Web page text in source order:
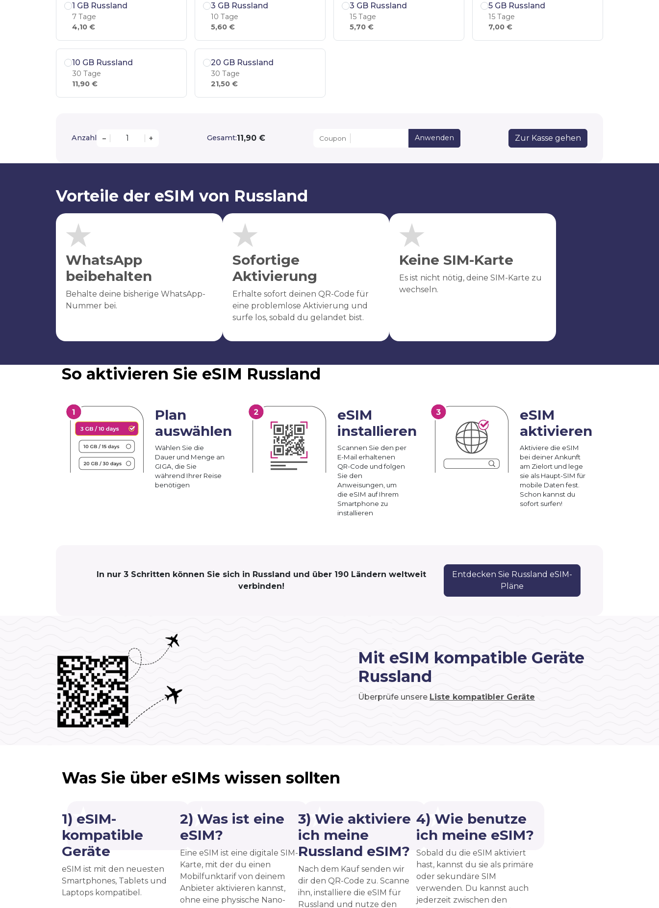
1 GB Russland
7 Tage
4,10 €
3 GB Russland
10 Tage
5,60 €
3 GB Russland
15 Tage
5,70 €
5 GB Russland
15 Tage
7,00 €
10 GB Russland
30 Tage
11,90 €
20 GB Russland
30 Tage
21,50 €
Anzahl – + Gesamt:11,90 € Coupon Anwenden Zur Kasse gehen
Vorteile der eSIM von Russland
WhatsApp
beibehalten
Behalte deine bisherige WhatsApp-
Nummer bei.
Sofortige
Aktivierung
Erhalte sofort deinen QR-Code für
eine problemlose Aktivierung und
surfe los, sobald du gelandet bist.
Keine SIM-Karte
Es ist nicht nötig, deine SIM-Karte zu
wechseln.
So aktivieren Sie eSIM Russland
Plan
auswählen
Wählen Sie die
Dauer und Menge an
GIGA, die Sie
während Ihrer Reise
benötigen
eSIM
installieren
Scannen Sie den per
E-Mail erhaltenen
QR-Code und folgen
Sie den
Anweisungen, um
die eSIM auf Ihrem
Smartphone zu
installieren
eSIM
aktivieren
Aktiviere die eSIM
bei deiner Ankunft
am Zielort und lege
sie als Haupt-SIM für
mobile Daten fest.
Schon kannst du
sofort surfen!
In nur 3 Schritten können Sie sich in Russland und über 190 Ländern weltweit
verbinden!
Entdecken Sie Russland eSIM-
Pläne
Mit eSIM kompatible Geräte
Russland
Überprüfe unsere Liste kompatibler Geräte
Was Sie über eSIMs wissen sollten
1) eSIM-
kompatible
Geräte
eSIM ist mit den neuesten
Smartphones, Tablets und
Laptops kompatibel.
2) Was ist eine
eSIM?
Eine eSIM ist eine digitale SIM-
Karte, mit der du einen
Mobilfunktarif von deinem
Anbieter aktivieren kannst,
ohne eine physische Nano-
3) Wie aktiviere
ich meine
Russland eSIM?
Nach dem Kauf senden wir
dir den QR-Code zu. Scanne
ihn, installiere die eSIM für
Russland und nutze den
4) Wie benutze
ich meine eSIM?
Sobald du die eSIM aktiviert
hast, kannst du sie als primäre
oder sekundäre SIM
verwenden. Du kannst auch
jederzeit zwischen den